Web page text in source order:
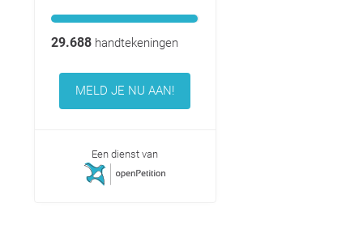
29.688handtekeningen
MELD JE NU AAN!
Een dienst van